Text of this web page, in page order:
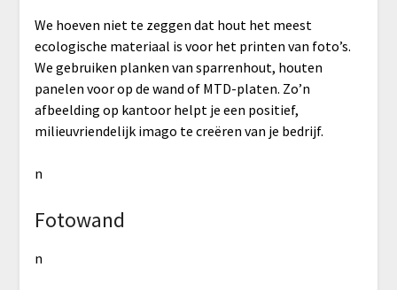
We hoeven niet te zeggen dat hout het meest
ecologische materiaal is voor het printen van foto’s.
We gebruiken planken van sparrenhout, houten
panelen voor op de wand of MTD-platen. Zo’n
afbeelding op kantoor helpt je een positief,
milieuvriendelijk imago te creëren van je bedrijf.
n
Fotowand
n